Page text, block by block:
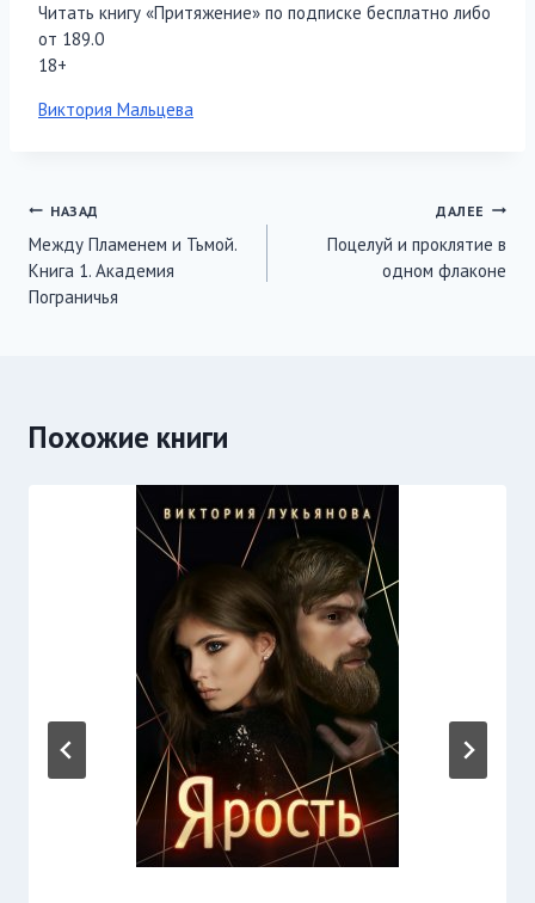
Читать книгу «Притяжение» по подписке бесплатно либо
от 189.0
18+
Метки
Виктория Мальцева
Навигация
по
записям
НАЗАД
Между Пламенем и Тьмой.
Книга 1. Академия
Пограничья
ДАЛЕЕ
Поцелуй и проклятие в
одном флаконе
Похожие книги